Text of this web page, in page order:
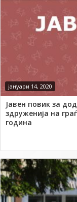
јануари 14, 2020
Јавен повик за
здруженија на
година